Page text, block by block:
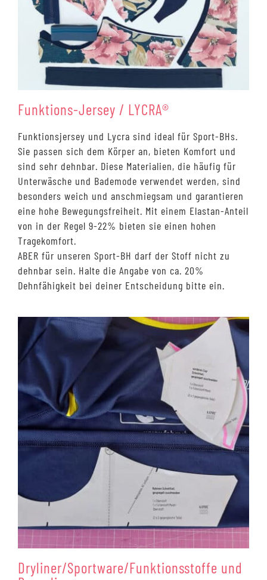
Funktions-Jersey / LYCRA®
Funktionsjersey und Lycra sind ideal für Sport-BHs.
Sie passen sich dem Körper an, bieten Komfort und
sind sehr dehnbar. Diese Materialien, die häufig für
Unterwäsche und Bademode verwendet werden, sind
besonders weich und anschmiegsam und garantieren
eine hohe Bewegungsfreiheit. Mit einem Elastan-Anteil
von in der Regel 9-22% bieten sie einen hohen
Tragekomfort.
ABER für unseren Sport-BH darf der Stoff nicht zu
dehnbar sein. Halte die Angabe von ca. 20%
Dehnfähigkeit bei deiner Entscheidung bitte ein.
Dryliner/Sportware/Funktionsstoffe und